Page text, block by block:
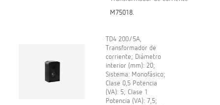
M75018.
TD4 200/5A,
Transformador de
corriente; Diámetro
interior (mm): 20;
Sistema: Monofásico;
Clase 0,5 Potencia
(VA): 5; Clase 1
Potencia (VA): 7,5;